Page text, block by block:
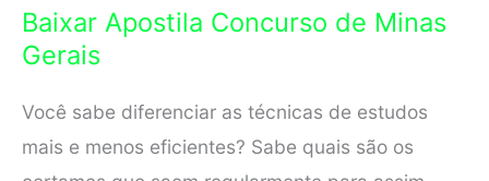
Rio
de
Baixar Apostila Concurso de Minas
Gerais
Você sabe diferenciar as técnicas de estudos
mais e menos eficientes? Sabe quais são os